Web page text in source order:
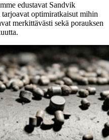
edustavat Sandvik
optimiratkaisut mihin
merkittävästi sekä porauksen